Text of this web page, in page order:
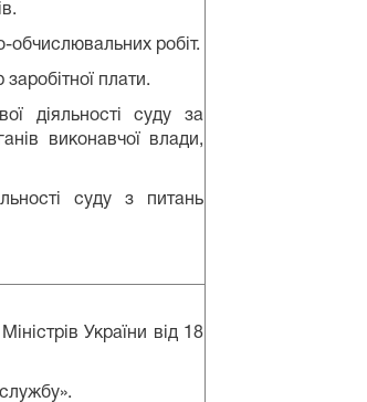
обчислювальних робіт.
плати.
діяльності суду за
виконавчої влади,
суду з питань
України від 18